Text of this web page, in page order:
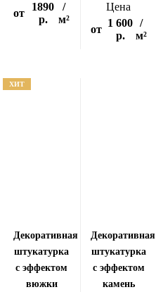
от
1890
р.
/
м²
Цена
от
1 600
р.
/
м²
ХИТ
Декоративная
штукатурка
с эффектом
вюжки
Декоративная
штукатурка
с эффектом
камень